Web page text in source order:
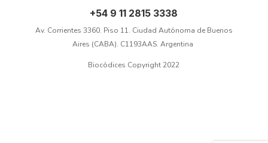
+54 9 11 2815 3338​
Av. Corrientes 3360. Piso 11. Ciudad Autónoma de Buenos
Aires (CABA). C1193AAS. Argentina ​
​​​Biocódices ​​Copyright 2022